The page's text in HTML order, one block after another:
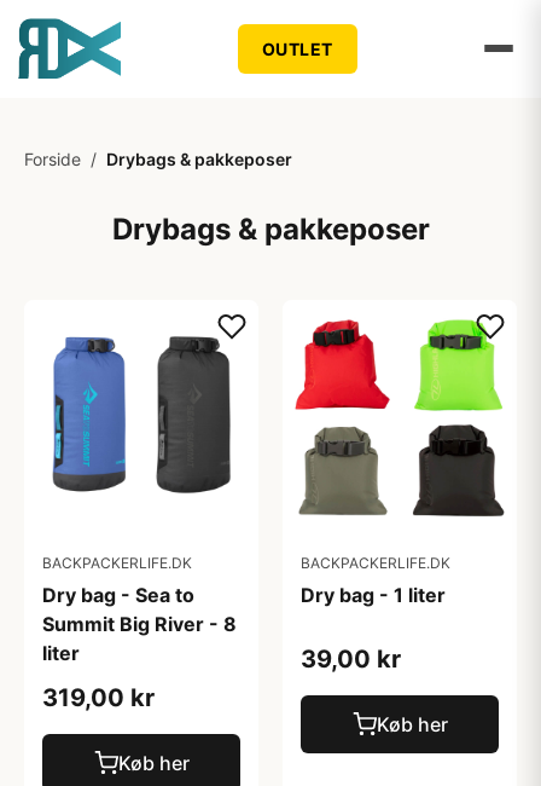
OUTLET
Forside / Drybags & pakkeposer
Drybags & pakkeposer
BACKPACKERLIFE.DK
Dry bag - Sea to
Summit Big River - 8
liter
319,00 kr
Køb her
BACKPACKERLIFE.DK
Dry bag - 1 liter
39,00 kr
Køb her